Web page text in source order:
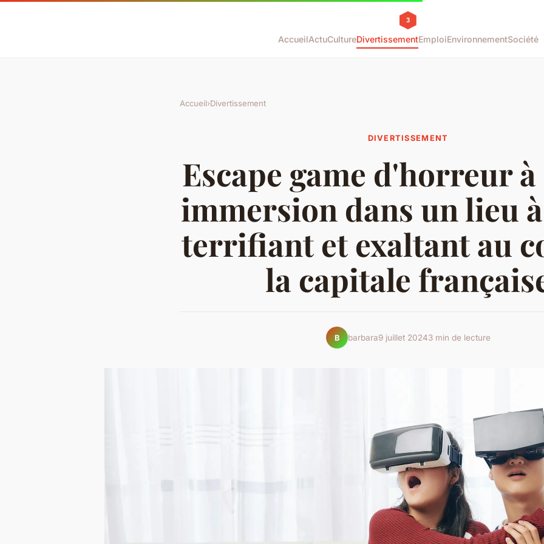
AccueilActuCultureDivertissementEmploiEnvironnementSociété
Accueil›Divertissement
DIVERTISSEMENT
Escape game d'horreur
immersion dans un lieu
terrifiant et exaltant au
la capitale
B barbara9 juillet 20243 min de lecture